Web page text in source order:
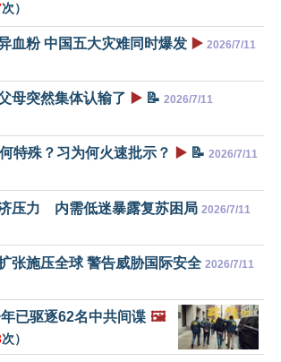
次）
血粉 中国五大灾难同时爆发 ▶️ 2026/7/11
母突然集体认输了 ▶️ 📝 2026/7/11
特殊？习为何火速批示？ ▶️ 📝 2026/7/11
压力 内需低迷暴露复苏困局 2026/7/11
张施压全球 警告威胁国际安全 2026/7/11
已驱逐62名中共间谍 🖼️
次）